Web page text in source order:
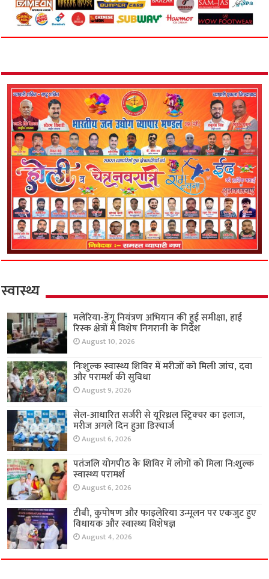
स्वास्थ्य
मलेरिया-डेंगू नियंत्रण अभियान की हुई समीक्षा, हाई
रिस्क क्षेत्रों में विशेष निगरानी के निर्देश
August 10, 2026
निःशुल्क स्वास्थ्य शिविर में मरीजों को मिली जांच, दवा
और परामर्श की सुविधा
August 9, 2026
सेल-आधारित सर्जरी से यूरिथ्रल स्ट्रिक्चर का इलाज,
मरीज अगले दिन हुआ डिस्चार्ज
August 6, 2026
पतंजलि योगपीठ के शिविर में लोगों को मिला नि:शुल्क
स्वास्थ्य परामर्श
August 6, 2026
टीबी, कुपोषण और फाइलेरिया उन्मूलन पर एकजुट हुए
विधायक और स्वास्थ्य विशेषज्ञ
August 4, 2026